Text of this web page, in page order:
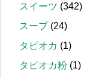
スイーツ (342)
スープ(24)
タピオカ (1)
タピオカ粉 (1)